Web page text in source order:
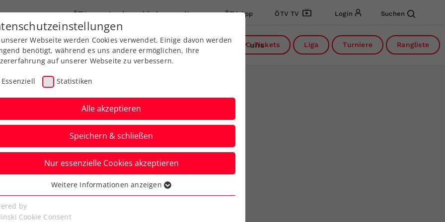
ÖTV Landesverbände News ÖTV App ÖTV TV Login Suchen
Leistungssport Ausbildung Services Über uns
DC-Tickets Liga Turniere Rangliste
Linz:
Stammgast Vekic
Webseite werden Cookies verwendet. Einige davon werden
benötigt, während es uns andere ermöglichen, Ihre
auf unserer Webseite zu verbessern.
Essenziell Statistiken
Alle akzeptieren
Speichern & schließen
Nur essenzielle Cookies akzeptieren
Cookies werden für grundlegende Funktionen der
benötigt. Dadurch ist gewährleistet, dass die Webseite
Weitere Informationen anzeigen
by
Cookie Consent